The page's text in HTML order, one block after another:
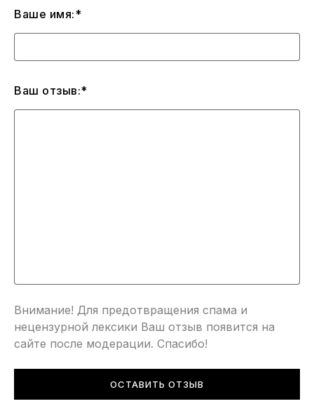
Ваше имя:*
Ваш отзыв:*
Внимание! Для предотвращения спама и
нецензурной лексики Ваш отзыв появится на
сайте после модерации. Спасибо!
ОСТАВИТЬ ОТЗЫВ